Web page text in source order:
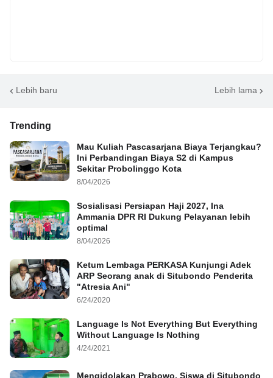
Lebih baru Lebih lama
Trending
Mau Kuliah Pascasarjana Biaya Terjangkau?
Ini Perbandingan Biaya S2 di Kampus
Sekitar Probolinggo Kota
8/04/2026
Sosialisasi Persiapan Haji 2027, Ina
Ammania DPR RI Dukung Pelayanan lebih
optimal
8/04/2026
Ketum Lembaga PERKASA Kunjungi Adek
ARP Seorang anak di Situbondo Penderita
"Atresia Ani"
6/24/2020
Language Is Not Everything But Everything
Without Language Is Nothing
4/24/2021
Mengidolakan Prabowo, Siswa di Situbondo